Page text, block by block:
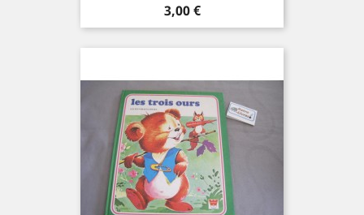
Prix
3,00 €